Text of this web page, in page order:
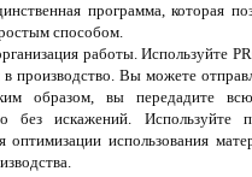
программа, которая
способом.
работы. Используйте
производство. Вы можете
образом, вы передадите
без искажений. Используйте
оптимизации использования